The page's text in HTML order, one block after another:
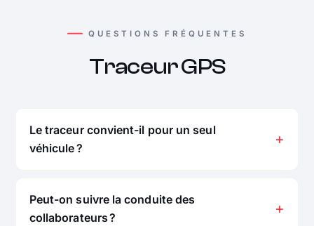
QUESTIONS FRÉQUENTES
Traceur GPS
Le traceur convient-il pour un seul
véhicule ?
Peut-on suivre la conduite des
collaborateurs ?